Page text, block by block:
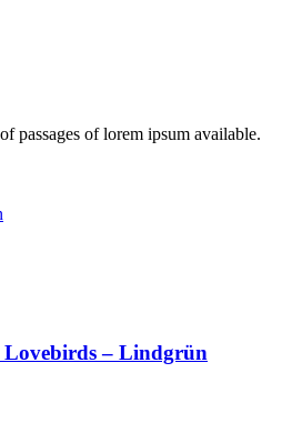
passages of lorem ipsum available.
Lovebirds – Lindgrün